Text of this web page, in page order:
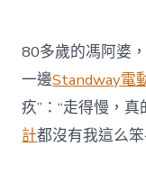
80多歲的馮阿婆
一邊Standway電
疚”：“走得慢，
計都沒有我這么